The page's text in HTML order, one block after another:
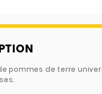
pommes de terre